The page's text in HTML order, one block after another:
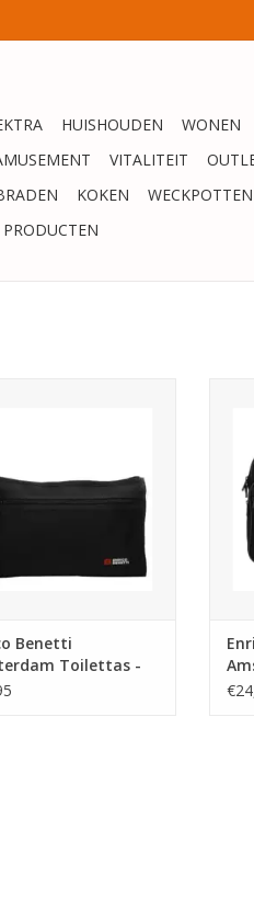
HUISHOUDEN WONEN
VITALITEIT
KOKEN WECKPOTTEN
Benetti
Toilettas -